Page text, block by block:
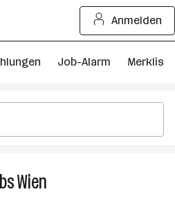
Anmelden
Job-Alarm Merkliste
Wien